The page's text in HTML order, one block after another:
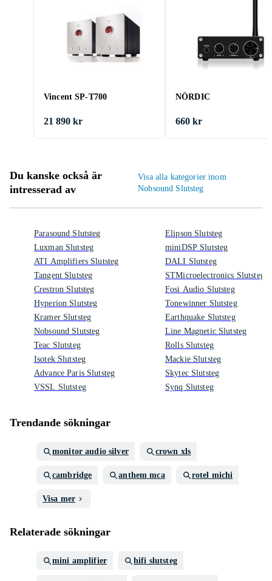
Vincent SP-T700
21 890 kr
NÖRDIC
660 kr
Du kanske också är
intresserad av
Visa alla kategorier inom
Nobsound Slutsteg
Parasound Slutsteg
Luxman Slutsteg
ATI Amplifiers Slutsteg
Tangent Slutsteg
Crestron Slutsteg
Hyperion Slutsteg
Kramer Slutsteg
Nobsound Slutsteg
Teac Slutsteg
Isotek Slutsteg
Advance Paris Slutsteg
VSSL Slutsteg
Elipson Slutsteg
miniDSP Slutsteg
DALI Slutsteg
STMicroelectronics Slutsteg
Fosi Audio Slutsteg
Tonewinner Slutsteg
Earthquake Slutsteg
Line Magnetic Slutsteg
Rolls Slutsteg
Mackie Slutsteg
Skytec Slutsteg
Synq Slutsteg
Trendande sökningar
monitor audio silver crown xls
cambridge anthem mca rotel michi
Visa mer
Relaterade sökningar
mini amplifier hifi slutsteg